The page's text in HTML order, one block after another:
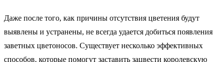
Даже после того, как причины отсутствия цветения будут
выявлены и устранены, не всегда удается добиться появления
заветных цветоносов. Существует несколько эффективных
способов, которые помогут заставить зацвести королевскую